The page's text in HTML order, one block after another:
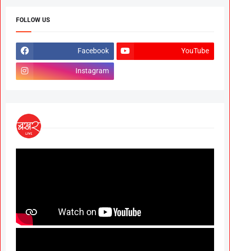
FOLLOW US
Facebook YouTube
Instagram